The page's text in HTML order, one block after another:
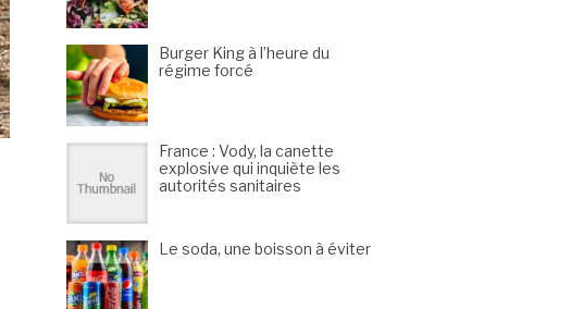
Burger King à l’heure du
régime forcé
France : Vody, la canette
explosive qui inquiète les
autorités sanitaires
Le soda, une boisson à éviter